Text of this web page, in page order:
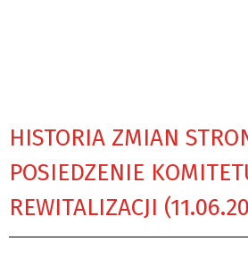
HISTORIA ZMIAN
POSIEDZENIE
REWITALIZACJI